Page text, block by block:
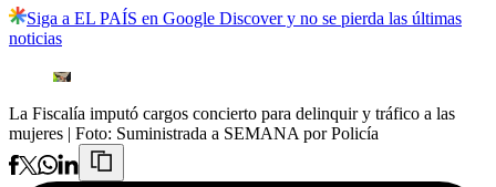
Siga a EL PAÍS en Google Discover y no se pierda las últimas
noticias
La Fiscalía imputó cargos concierto para delinquir y tráfico a las
mujeres | Foto: Suministrada a SEMANA por Policía